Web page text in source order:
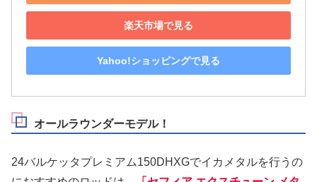
楽天市場で見る
Yahoo!ショッピングで見る
オールラウンダーモデル！
24バルケッタプレミアム150DHXGでイカメタルを行うの